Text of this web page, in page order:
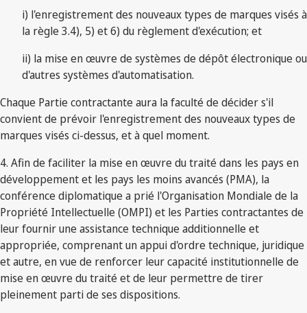
i) l'enregistrement des nouveaux types de marques visés à
la règle 3.4), 5) et 6) du règlement d'exécution; et
ii) la mise en œuvre de systèmes de dépôt électronique ou
d'autres systèmes d'automatisation.
Chaque Partie contractante aura la faculté de décider s'il
convient de prévoir l'enregistrement des nouveaux types de
marques visés ci-dessus, et à quel moment.
4. Afin de faciliter la mise en œuvre du traité dans les pays en
développement et les pays les moins avancés (PMA), la
conférence diplomatique a prié l'Organisation Mondiale de la
Propriété Intellectuelle (OMPI) et les Parties contractantes de
leur fournir une assistance technique additionnelle et
appropriée, comprenant un appui d'ordre technique, juridique
et autre, en vue de renforcer leur capacité institutionnelle de
mise en œuvre du traité et de leur permettre de tirer
pleinement parti de ses dispositions.